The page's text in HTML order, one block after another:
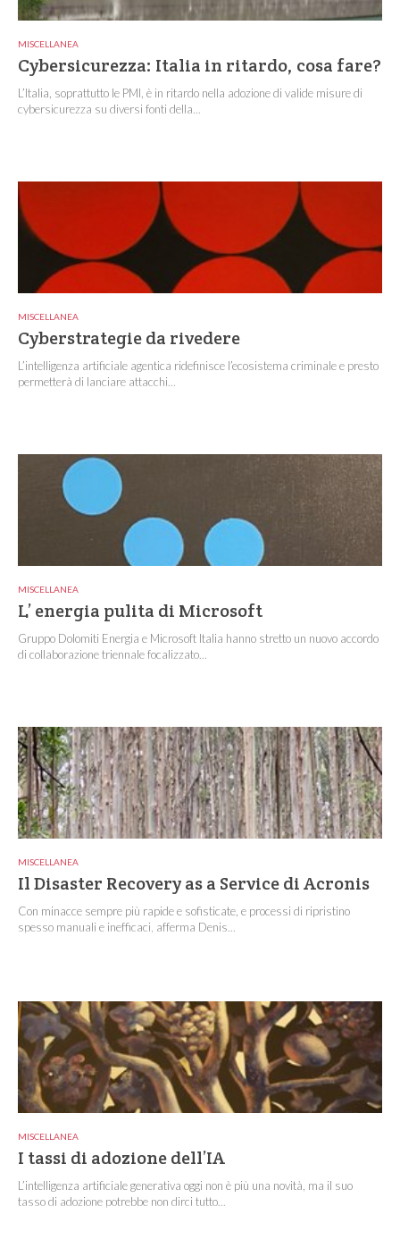
MISCELLANEA
Cybersicurezza: Italia in ritardo, cosa fare?
L’Italia, soprattutto le PMI, è in ritardo nella adozione di valide misure di
cybersicurezza su diversi fonti della...
MISCELLANEA
Cyberstrategie da rivedere
L’intelligenza artificiale agentica ridefinisce l’ecosistema criminale e presto
permetterà di lanciare attacchi...
MISCELLANEA
L’ energia pulita di Microsoft
Gruppo Dolomiti Energia e Microsoft Italia hanno stretto un nuovo accordo
di collaborazione triennale focalizzato...
MISCELLANEA
Il Disaster Recovery as a Service di Acronis
Con minacce sempre più rapide e sofisticate, e processi di ripristino
spesso manuali e inefficaci, afferma Denis...
MISCELLANEA
I tassi di adozione dell’IA
L’intelligenza artificiale generativa oggi non è più una novità, ma il suo
tasso di adozione potrebbe non dirci tutto...